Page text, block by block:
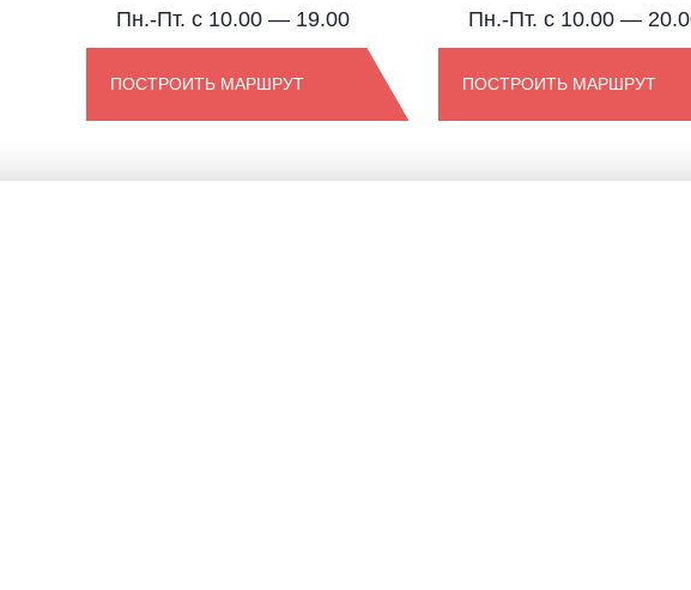
Пн.-Пт. с 10.00 — 19.00
ПОСТРОИТЬ МАРШРУТ
Пн.-Пт. с 10.00 —
ПОСТРОИТЬ МАРШРУТ